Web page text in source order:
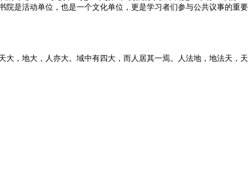
是活动单位，也是一个文化单位，更是学习者们参与公共议事的重要
，地大，人亦大。域中有四大，而人居其一焉。人法地，地法天，天